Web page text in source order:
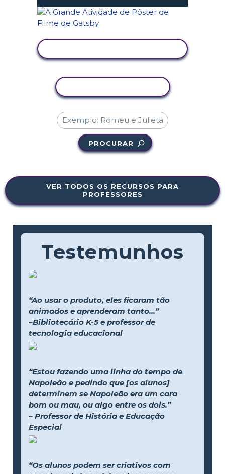
PROCURAR
VER TODOS OS RECURSOS PARA
PROFESSORES
Testemunhos
“Ao usar o produto, eles ficaram tão
animados e aprenderam tanto...”
–Bibliotecário K-5 e professor de
tecnologia educacional
“Estou fazendo uma linha do tempo de
Napoleão e pedindo que [os alunos]
determinem se Napoleão era um cara
bom ou mau, ou algo entre os dois.”
– Professor de História e Educação
Especial
“Os alunos podem ser criativos com